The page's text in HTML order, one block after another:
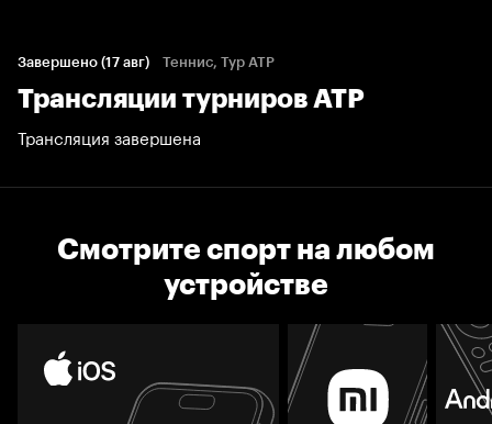
Завершено (17 авг) Теннис, Тур ATP
Трансляции турниров АТР
Трансляция завершена
Смотрите спорт на любом
устройстве